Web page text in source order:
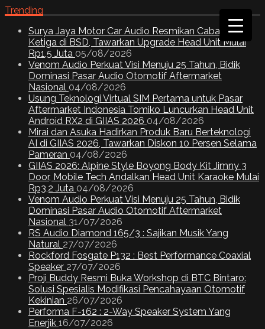
Trending
Surya Jaya Motor Car Audio Resmikan Cabang
Ketiga di BSD, Tawarkan Upgrade Head Unit Mulai
Rp1,5 Juta 05/08/2026
Venom Audio Perkuat Visi Menuju 25 Tahun, Bidik
Dominasi Pasar Audio Otomotif Aftermarket
Nasional 04/08/2026
Usung Teknologi Virtual SIM Pertama untuk Pasar
Aftermarket Indonesia Tomiko Luncurkan Head Unit
Android RX2 di GIIAS 2026 04/08/2026
Mirai dan Asuka Hadirkan Produk Baru Berteknologi
AI di GIIAS 2026, Tawarkan Diskon 10 Persen Selama
Pameran 04/08/2026
GIIAS 2026: Alpine Style Boyong Body Kit Jimny 3
Door, Mobile Tech Andalkan Head Unit Karaoke Mulai
Rp3,2 Juta 04/08/2026
Venom Audio Perkuat Visi Menuju 25 Tahun, Bidik
Dominasi Pasar Audio Otomotif Aftermarket
Nasional 31/07/2026
RS Audio Diamond 165/3 : Sajikan Musik Yang
Natural 27/07/2026
Rockford Fosgate P132 : Best Performance Coaxial
Speaker 27/07/2026
Proji Buddy Resmi Buka Workshop di BTC Bintaro:
Solusi Spesialis Modifikasi Pencahayaan Otomotif
Kekinian 26/07/2026
Performa F-162 : 2-Way Speaker System Yang
Enerjik 16/07/2026